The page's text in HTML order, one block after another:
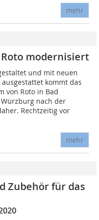
mehr
­modernisiert
und mit neuen
kommt das
von Roto in Bad
nach der
Rechtzeitig vor
mehr
Zubehör für das